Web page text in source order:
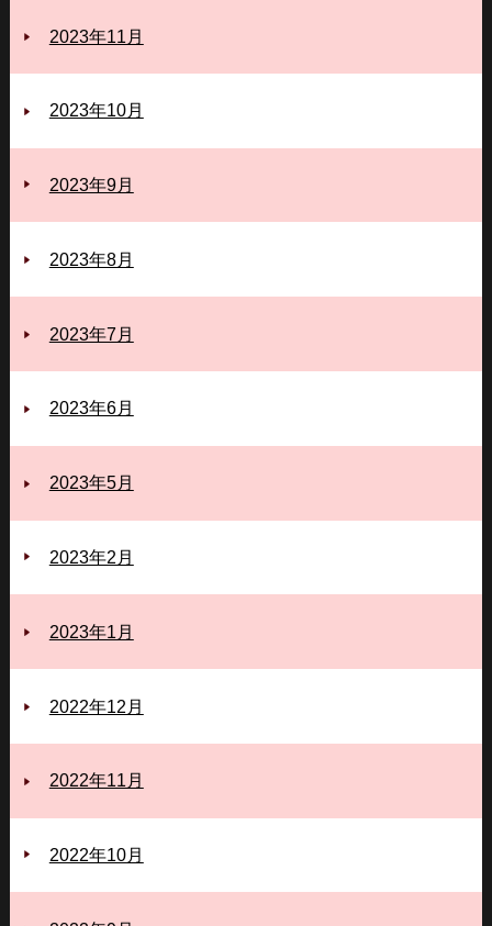
2023年11月
2023年10月
2023年9月
2023年8月
2023年7月
2023年6月
2023年5月
2023年2月
2023年1月
2022年12月
2022年11月
2022年10月